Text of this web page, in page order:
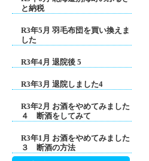
と納税
R3年5月 羽毛布団を買い換えま
した
R3年4月 退院後 5
R3年3月 退院しました4
R3年2月 お酒をやめてみました
４ 断酒をしてみて
R3年1月 お酒をやめてみました
３ 断酒の方法